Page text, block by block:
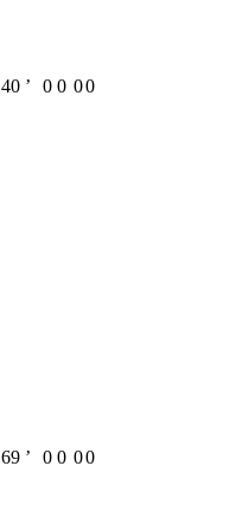
40 ʼ 0 0 00
69 ʼ 0 0 00